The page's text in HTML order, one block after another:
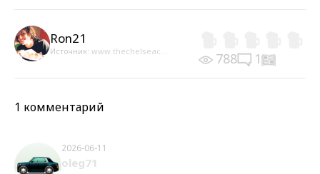
Ron21
Источник: www.thechelseac... 788 1
1 комментарий
2026-06-11
oleg71